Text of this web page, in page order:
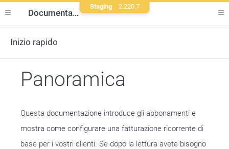
Documentazione
Inizio rapido
Panoramica
Questa documentazione introduce gli abbonamenti e
mostra come configurare una fatturazione ricorrente di
base per i vostri clienti. Se dopo la lettura avete bisogno
Staging 2.220.7